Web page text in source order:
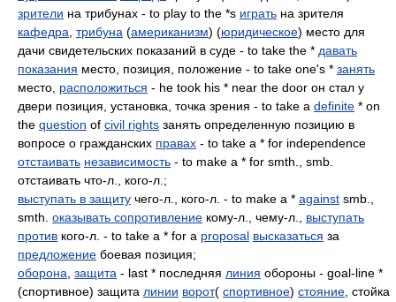
зрители на трибунах - to play to the *s играть на зрителя
кафедра трибуна (американизм) (юридическое) место для
дачи свидетельских показаний в суде - to take the * давать
показания место, позиция, положение - to take one's * занять
место, расположиться - he took his * near the door он стал у
двери позиция, установка, точка зрения - to take a definite * on
the question of civil rights занять определенную позицию в
вопросе о гражданских правах - to take a * for independence
отстаивать независимость - to make a * for smth., smb.
отстаивать что-л., кого-л.;
выступать в защиту чего-л., кого-л. - to make a * against smb.,
smth. оказывать сопротивление кому-л., чему-л., выступать
против кого-л. - to take a * for a proposal высказаться за
предложение боевая позиция;
оборона защита - last * последняя линия обороны - goal-line *
(спортивное) защита линии ворот( спортивное) стояние , стойка